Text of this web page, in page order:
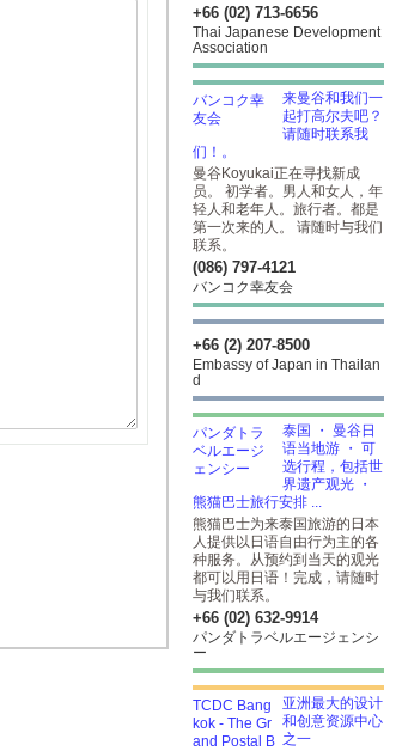
+66 (02) 713-6656
Thai Japanese Development
Association
来曼谷和我们一
起打高尔夫吧？
请随时联系我
们！。
曼谷Koyukai正在寻找新成
员。 初学者。男人和女人，年
轻人和老年人。旅行者。都是
第一次来的人。 请随时与我们
联系。
(086) 797-4121
バンコク幸友会
+66 (2) 207-8500
Embassy of Japan in Thailan
d
泰国 ・ 曼谷日
语当地游 ・ 可
选行程，包括世
界遗产观光 ・
熊猫巴士旅行安排 ...
熊猫巴士为来泰国旅游的日本
人提供以日语自由行为主的各
种服务。从预约到当天的观光
都可以用日语！完成，请随时
与我们联系。
+66 (02) 632-9914
パンダトラベルエージェンシ
ー
亚洲最大的设计
和创意资源中心
之一